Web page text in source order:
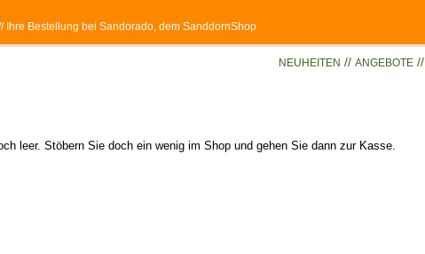
Ihre Bestellung bei Sandorado, dem SanddornShop
NEUHEITEN // ANGEBOTE //
leer. Stöbern Sie doch ein wenig im Shop und gehen Sie dann zur Kasse.